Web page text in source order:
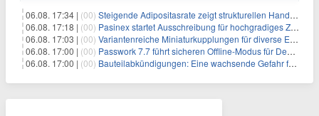
06.08. 17:34 | (00) Steigende Adipositasrate zeigt strukturellen Handlungsbedarf bei der Ernährung schulpflichtiger Kinder
06.08. 17:18 | (00) Pasinex startet Ausschreibung für hochgradiges Zinksulfidkonzentrat mit Germanium- und Silbergehalten und stellt ein Betriebsupdate bereit
06.08. 17:03 | (00) Variantenreiche Miniaturkupplungen für diverse Einsatzbereiche
06.08. 17:00 | (00) Passwork 7.7 führt sicheren Offline-Modus für Desktop- und Mobile-Apps ein
06.08. 17:00 | (00) Bauteilabkündigungen: Eine wachsende Gefahr für industrielle Elektroniksysteme